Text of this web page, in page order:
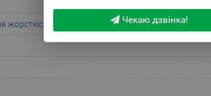
жорсткість
Помірно - жорсткийЧекаю дзвінка!